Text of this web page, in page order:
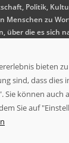
Politik,
Menschen zu
über die es sich
bieten
sind, dass dies
Sie können auch
Sie auf